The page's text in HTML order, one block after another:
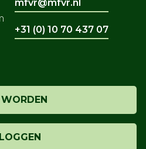
mfvr@mfvr.nl
+31 (0) 10 70 437 07